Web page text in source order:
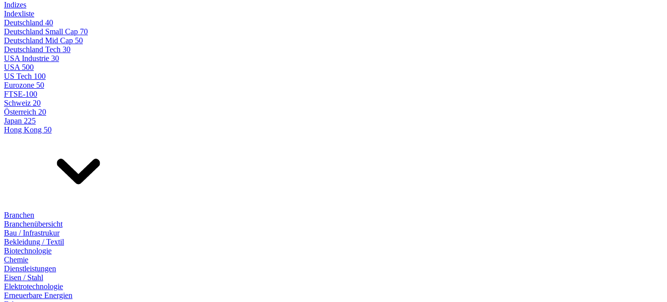
Indizes
Indexliste
Deutschland 40
Deutschland Small Cap 70
Deutschland Mid Cap 50
Deutschland Tech 30
USA Industrie 30
USA 500
US Tech 100
Eurozone 50
FTSE-100
Schweiz 20
Österreich 20
Japan 225
Hong Kong 50
Branchen
Branchenübersicht
Bau / Infrastrukur
Bekleidung / Textil
Biotechnologie
Chemie
Dienstleistungen
Eisen / Stahl
Elektrotechnologie
Erneuerbare Energien